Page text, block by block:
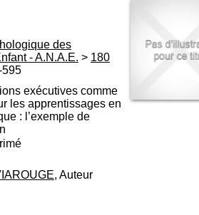
Tél: +33(0)4 37 91 54 65
Mail
des
- A.N.A.E. > 180
595
exécutives comme
les apprentissages en
: l’exemple de
, Auteur